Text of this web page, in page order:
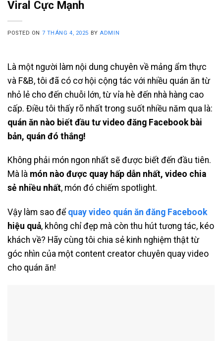
Viral Cực Mạnh
POSTED ON 7 THÁNG 4, 2025 BY ADMIN
Là một người làm nội dung chuyên về mảng ẩm thực
và F&B, tôi đã có cơ hội cộng tác với nhiều quán ăn từ
nhỏ lẻ cho đến chuỗi lớn, từ vỉa hè đến nhà hàng cao
cấp. Điều tôi thấy rõ nhất trong suốt nhiều năm qua là:
quán ăn nào biết đầu tư video đăng Facebook bài
bản, quán đó thắng!
Không phải món ngon nhất sẽ được biết đến đầu tiên.
Mà là món nào được quay hấp dẫn nhất, video chia
sẻ nhiều nhất, món đó chiếm spotlight.
Vậy làm sao để quay video quán ăn đăng Facebook
hiệu quả, không chỉ đẹp mà còn thu hút tương tác, kéo
khách về? Hãy cùng tôi chia sẻ kinh nghiệm thật từ
góc nhìn của một content creator chuyên quay video
cho quán ăn!